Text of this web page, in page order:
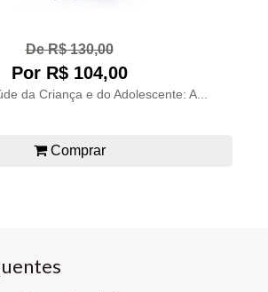
De R$ 130,00
Por R$ 104,00
da Criança e do Adolescente: A...
Comprar